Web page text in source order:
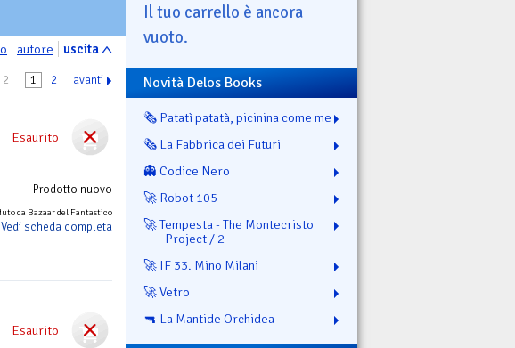
autore uscita
2 1 2 avanti
Esaurito
Prodotto nuovo
da Bazaar del Fantastico
scheda completa
Esaurito
Il tuo carrello è ancora
vuoto.
Novità Delos Books
🗞️ Patatì patatà, picinina come me
🗞️ La Fabbrica dei Futuri
👻 Codice Nero
🚀 Robot 105
🚀 Tempesta - The Montecristo
Project / 2
🚀 IF 33. Mino Milani
🚀 Vetro
🔫 La Mantide Orchidea